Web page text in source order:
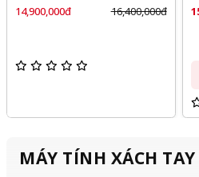
14,900,000đ
16,400,000đ
MÁY TÍNH XÁCH